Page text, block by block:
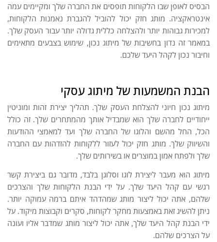
הבסיס לאופן שבו הלקוחות תופסים את החברה שלך ומקיימים עמה
אינטראקציה. מותג חזק יכול להוביל להגברת נאמנות הלקוחות,
למכירות גבוהות יותר ולהצלחה כללית גדולה יותר עבור העסק שלך.
במאמר זה נדון בחשיבות של מיתוג נכון, שימוש בצבעים מתאימים
וחיבור נכון לקהל היעד שלכם.
הבנת המשמעות של מיתוג עסקי
מיתוג נכון חיוני להצלחת העסק שלך. תהליך יצירת זהות ומוניטין
ייחודיים לחברה שלך הוא שמבדיל אותך מהמתחרים שלך. זה כולל
הכל, החל מהשם והלוגו של החברה שלך ועד למאמצי ההודעות
והשיווק שלך. מותג חזק יכול לעזור ללקוחות להזדהות עם החברה
שלך ולפתח אמון במוצרים או בשירותים שלך.
מיתוג הוא מעבר ליצירת לוגו וסלוגן בלבד, מדובר גם ביצירת קשר
רגשי עם קהל היעד שלך. על ידי הבנת הלקוחות שלך והצרכים
שלהם, אתה יכול ליצור מותג שמהדהד איתם ברמה עמוקה יותר.
ניתן להשיג זאת באמצעות מחקר לקוחות, סקרים וקבוצות מיקוד. על
ידי הבנת קהל היעד שלך, אתה יכול ליצור מותג שמדבר אליו ועונה
על הצרכים שלהם.